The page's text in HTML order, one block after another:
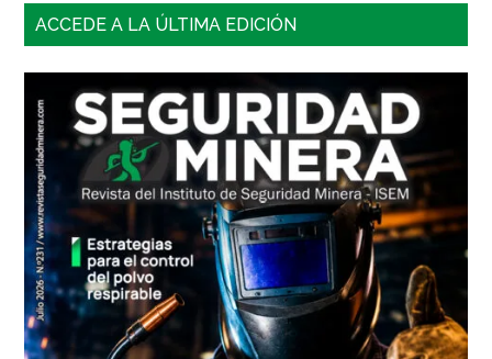
Barra
principal
ACCEDE A LA ÚLTIMA EDICIÓN